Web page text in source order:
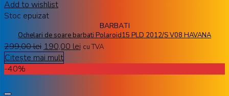
Add to wishlist
Stoc epuizat
BARBATI
Ochelari de soare barbati Polaroid15 PLD 2012/S V08 HAVANA
299,00lei 190,00 lei cu TVA
Citește mai mult
-40%